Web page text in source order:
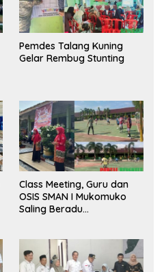
Pemdes Talang Kuning
Gelar Rembug Stunting
Class Meeting, Guru dan
OSIS SMAN I Mukomuko
Saling Beradu